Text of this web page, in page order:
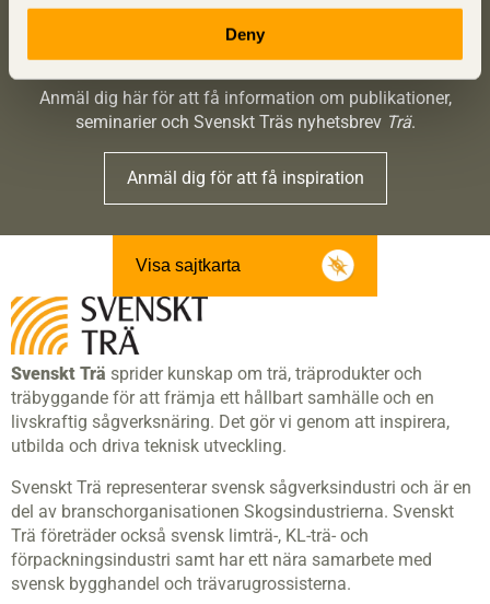
Deny
Bli inspirerad och lär dig mer om trä
Anmäl dig här för att få information om publikationer,
seminarier och Svenskt Träs nyhetsbrev Trä.
Anmäl dig för att få inspiration
Visa sajtkarta
Svenskt Trä sprider kunskap om trä, träprodukter och
träbyggande för att främja ett hållbart samhälle och en
livskraftig sågverksnäring. Det gör vi genom att inspirera,
utbilda och driva teknisk utveckling.
Svenskt Trä representerar svensk sågverksindustri och är en
del av branschorganisationen Skogsindustrierna. Svenskt
Trä företräder också svensk limträ-, KL-trä- och
förpackningsindustri samt har ett nära samarbete med
svensk bygghandel och trävarugrossisterna.